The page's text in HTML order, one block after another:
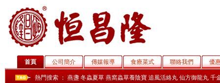
首頁 公司簡介 傳媒報導 食療菜式 聯絡我們 優
熱門搜索 ： 燕盞 冬蟲夏草 燕窩蟲草養陰寶 追風活絡丸 仙方御龍丸 千